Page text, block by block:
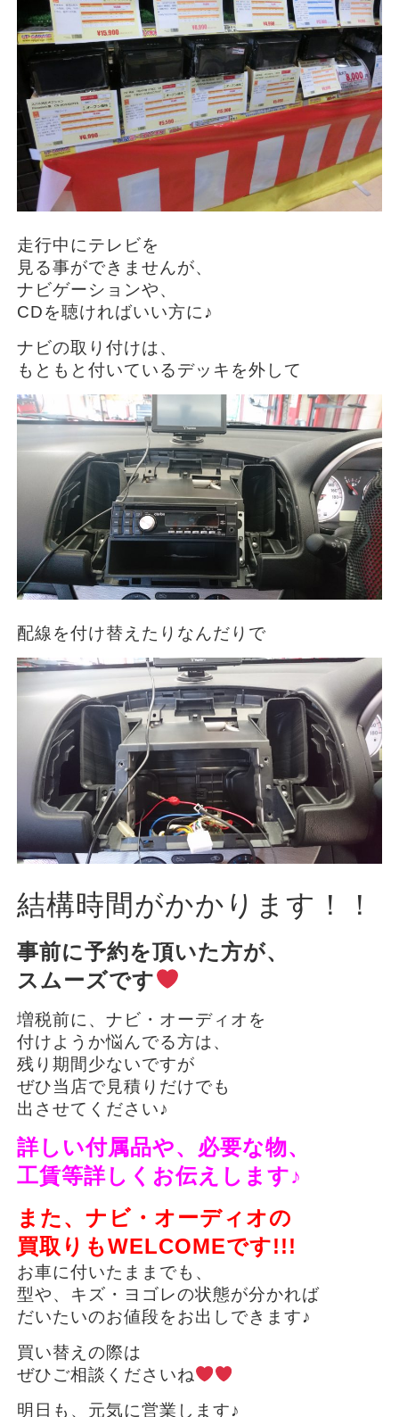
走行中にテレビを
見る事ができませんが、
ナビゲーションや、
CDを聴ければいい方に♪
ナビの取り付けは、
もともと付いているデッキを外して
配線を付け替えたりなんだりで
結構時間がかかります！！
事前に予約を頂いた方が、
スムーズです
増税前に、ナビ・オーディオを
付けようか悩んでる方は、
残り期間少ないですが
ぜひ当店で見積りだけでも
出させてください♪
詳しい付属品や、必要な物、
工賃等詳しくお伝えします♪
また、ナビ・オーディオの
買取りもWELCOMEです!!!
お車に付いたままでも、
型や、キズ・ヨゴレの状態が分かれば
だいたいのお値段をお出しできます♪
買い替えの際は
ぜひご相談くださいね
明日も、元気に営業します♪